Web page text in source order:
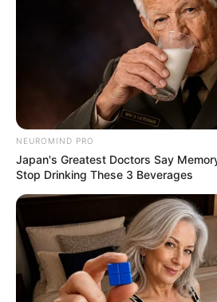
NEUROMIND PRO
Japan's Greatest Doctors Say
Stop Drinking These 3 Beverages